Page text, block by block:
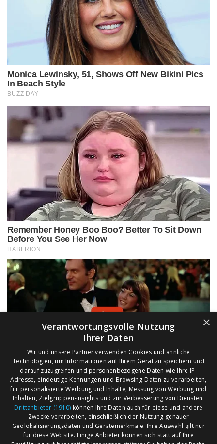
×
Verantwortungsvolle Nutzung
Ihrer Daten
Wir und unsere Partner verwenden Cookies und ähnliche
Technologien, um Informationen auf Ihrem Gerät zu speichern und
darauf zuzugreifen und personenbezogene Daten wie Ihre IP-
Adresse, eindeutige Kennungen und Browsing-Daten zu verarbeiten,
für personalisierte Werbung und Inhalte, Messung von Werbung und
Inhalten, Zielgruppen-Insights und zur Verbesserung von Diensten.
Drittanbieter (1910) können Ihre Daten auch für diese und andere
Zwecke verarbeiten, einschließlich der Nutzung genauer
Geolokalisierungsdaten und Gerätemerkmale. Ihre Auswahl gilt nur
für diese Website. Einige Anbieter können sich statt auf Ihre